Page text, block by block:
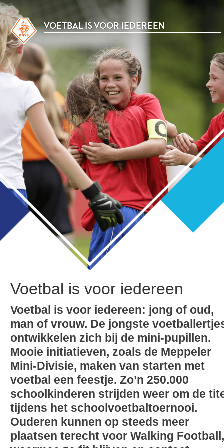
VOETBAL IS VOOR IEDEREEN
Voetbal is voor iedereen
Voetbal is voor iedereen: jong of oud,
man of vrouw. De jongste
ontwikkelen zich bij de mini-pupillen.
Mooie initiatieven, zoals de Meppeler
Mini-Divisie, maken van starten met
voetbal een feestje. Zo’n 250.000
schoolkinderen strijden weer om de
tijdens het schoolvoetbaltoernooi.
Ouderen kunnen op steeds meer
plaatsen terecht voor Walking Football,